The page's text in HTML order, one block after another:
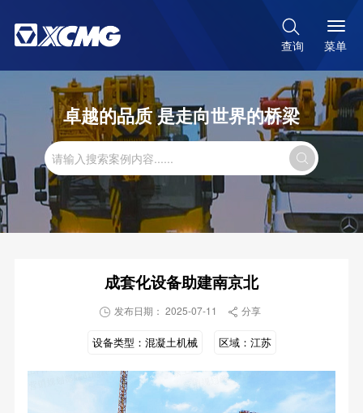

查询 菜单
卓越的品质 是走向世界的桥梁

成套化设备助建南京北
 发布日期： 2025-07-11  分享
设备类型： 混凝土机械 区域： 江苏